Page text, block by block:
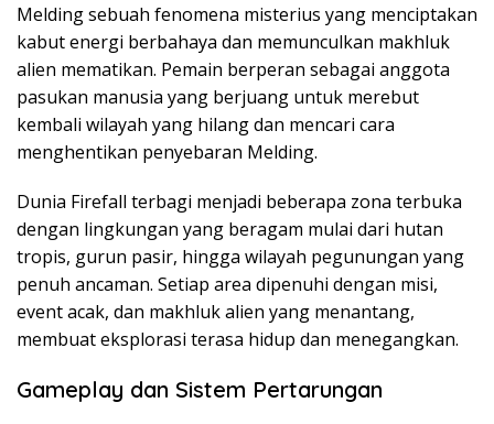
Melding sebuah fenomena misterius yang menciptakan
kabut energi berbahaya dan memunculkan makhluk
alien mematikan. Pemain berperan sebagai anggota
pasukan manusia yang berjuang untuk merebut
kembali wilayah yang hilang dan mencari cara
menghentikan penyebaran Melding.
Dunia Firefall terbagi menjadi beberapa zona terbuka
dengan lingkungan yang beragam mulai dari hutan
tropis, gurun pasir, hingga wilayah pegunungan yang
penuh ancaman. Setiap area dipenuhi dengan misi,
event acak, dan makhluk alien yang menantang,
membuat eksplorasi terasa hidup dan menegangkan.
Gameplay dan Sistem Pertarungan